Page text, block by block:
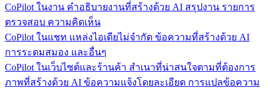
CoPilot ในงาน คำอธิบายงานที่สร้างด้วย AI สรุปงาน รายการ
ตรวจสอบ ความคิดเห็น
CoPilot ในแชท แหล่งไอเดียไม่จำกัด ข้อความที่สร้างด้วย AI
การระดมสมอง และอื่นๆ
CoPilot ในเว็บไซต์และร้านค้า สำเนาที่น่าสนใจตามที่ต้องการ
ภาพที่สร้างด้วย AI ข้อความแจ้งโดยละเอียด การแปลข้อความ